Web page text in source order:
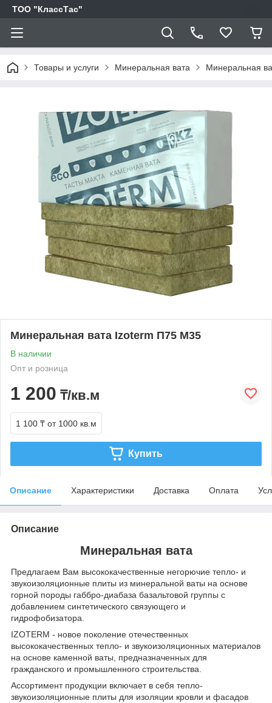
ТОО "КлассТас"
Товары и услуги Минеральная вата Минеральная
Минеральная вата Izoterm П75 М35
В наличии
Опт и розница
1 200 ₸/кв.м
1 100 ₸ от 1000 кв.м
Купить
Описание Характеристики Доставка Оплата
Описание
Минеральная вата
Предлагаем Вам высококачественные негорючие тепло- и
звукоизоляционные плиты из минеральной ваты на основе
горной породы габбро-диабаза базальтовой группы с
добавлением синтетического связующего и
гидрофобизатора.
IZOTERM - новое поколение отечественных
высококачественных тепло- и звукоизоляционных материалов
на основе каменной ваты, предназначенных для
гражданского и промышленного строительства.
Ассортимент продукции включает в себя тепло-
звукоизоляционные плиты для изоляции кровли и фасадов